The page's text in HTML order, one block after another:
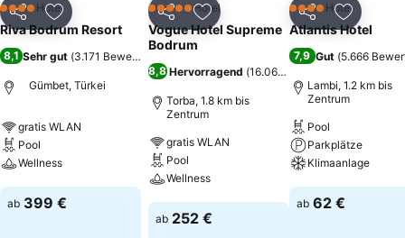
Teilen Zu Favoriten hinzufügen
4 SterneHotel
Riva Bodrum Resort
8,1 Sehr gut (3.171 Bewertungen
Gümbet, Türkei
gratis WLAN
Pool
Wellness
Preise sehen
ab 399 €
Teilen Zu Favoriten hinzufügen
5 Sterne Hotel
Vogue Hotel Supreme
Bodrum
8,8 Hervorragend (16.069 Bewertungen
Torba, 1.8 km bis
Zentrum
gratis WLAN
Pool
Wellness
Preise sehen
ab 252 €
Teilen Zu
4 SterneHotel
Atlantis Hotel
7,9 Gut (5.666
Lambi, 1.2 km bis
Zentrum
Pool
Parkplätze
Klimaanlage
Preise sehen
ab 62 €